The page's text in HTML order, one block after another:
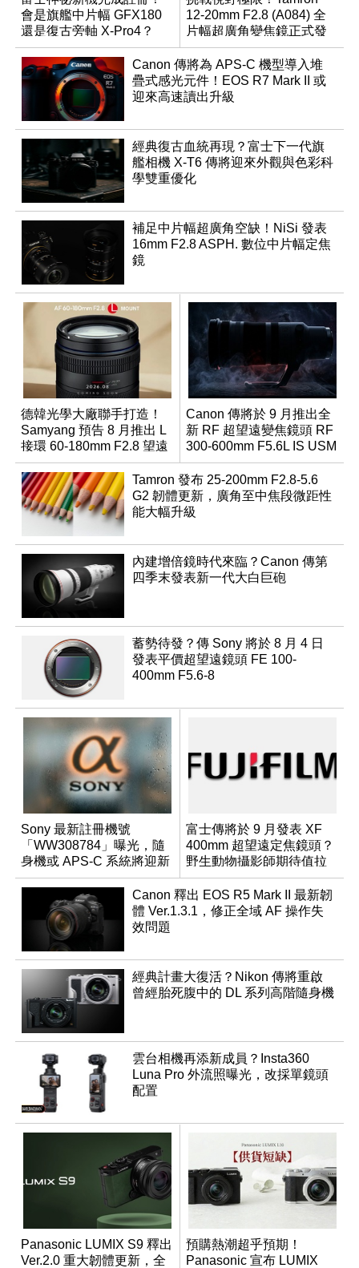
會是旗艦中片幅 GFX180
還是復古旁軸 X-Pro4？
12-20mm F2.8 (A084) 全
片幅超廣角變焦鏡正式發
表
Canon 傳將為 APS-C 機型導入堆
疊式感光元件！EOS R7 Mark II 或
迎來高速讀出升級
經典復古血統再現？富士下一代旗
艦相機 X-T6 傳將迎來外觀與色彩科
學雙重優化
補足中片幅超廣角空缺！NiSi 發表
16mm F2.8 ASPH. 數位中片幅定焦
鏡
德韓光學大廠聯手打造！
Samyang 預告 8 月推出 L
接環 60-180mm F2.8 望遠
變焦鏡
Canon 傳將於 9 月推出全
新 RF 超望遠變焦鏡頭 RF
300-600mm F5.6L IS USM
Tamron 發布 25-200mm F2.8-5.6
G2 韌體更新，廣角至中焦段微距性
能大幅升級
內建增倍鏡時代來臨？Canon 傳第
四季末發表新一代大白巨砲
蓄勢待發？傳 Sony 將於 8 月 4 日
發表平價超望遠鏡頭 FE 100-
400mm F5.6-8
Sony 最新註冊機號
「WW308784」曝光，隨
身機或 APS-C 系統將迎新
成員？
富士傳將於 9 月發表 XF
400mm 超望遠定焦鏡頭？
野生動物攝影師期待值拉
滿
Canon 釋出 EOS R5 Mark II 最新韌
體 Ver.1.3.1，修正全域 AF 操作失
效問題
經典計畫大復活？Nikon 傳將重啟
曾經胎死腹中的 DL 系列高階隨身機
雲台相機再添新成員？Insta360
Luna Pro 外流照曝光，改採單鏡頭
配置
Panasonic LUMIX S9 釋出
Ver.2.0 重大韌體更新，全
預購熱潮超乎預期！
Panasonic 宣布 LUMIX